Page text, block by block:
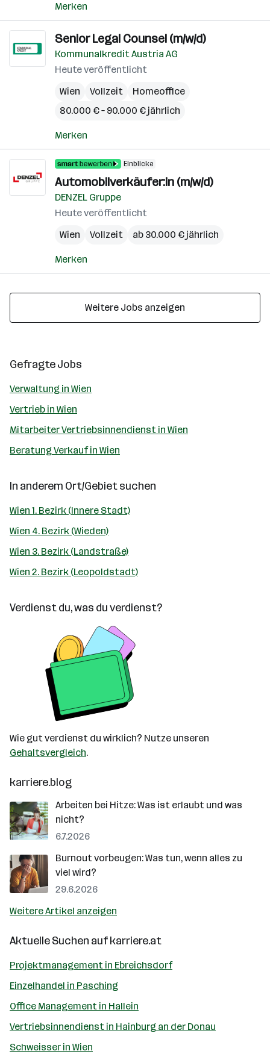
Merken
Senior Legal Counsel (m/w/d)
Kommunalkredit Austria AG
Heute veröffentlicht
Wien
Vollzeit
Homeoffice
80.000 € – 90.000 € jährlich
Merken
Einblicke
Automobilverkäufer:in (m/w/d)
DENZEL Gruppe
Heute veröffentlicht
Wien
Vollzeit ab 30.000 € jährlich
Merken
Weitere Jobs anzeigen
Gefragte Jobs
Verwaltung in Wien
Vertrieb in Wien
Mitarbeiter Vertriebsinnendienst in Wien
Beratung Verkauf in Wien
In anderem Ort/Gebiet suchen
Wien 1. Bezirk (Innere Stadt)
Wien 4. Bezirk (Wieden)
Wien 3. Bezirk (Landstraße)
Wien 2. Bezirk (Leopoldstadt)
Verdienst du, was du verdienst?
Wie gut verdienst du wirklich? Nutze unseren
Gehaltsvergleich.
karriere.blog
Arbeiten bei Hitze: Was ist erlaubt und was
nicht?
6.7.2026
Burnout vorbeugen: Was tun, wenn alles zu
viel wird?
29.6.2026
Weitere Artikel anzeigen
Aktuelle Suchen aufkarriere.at
Projektmanagement in Ebreichsdorf
Einzelhandel in Pasching
Office Management in Hallein
Vertriebsinnendienst in Hainburg an der Donau
Schweisser in Wien